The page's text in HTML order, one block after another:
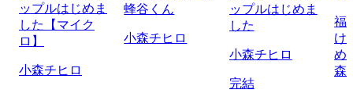
ップルはじめま
した【マイク
ロ】
小森チヒロ
蜂谷くん
小森チヒロ
ップルはじめま
した
小森チヒロ
完結
福
け
め
森